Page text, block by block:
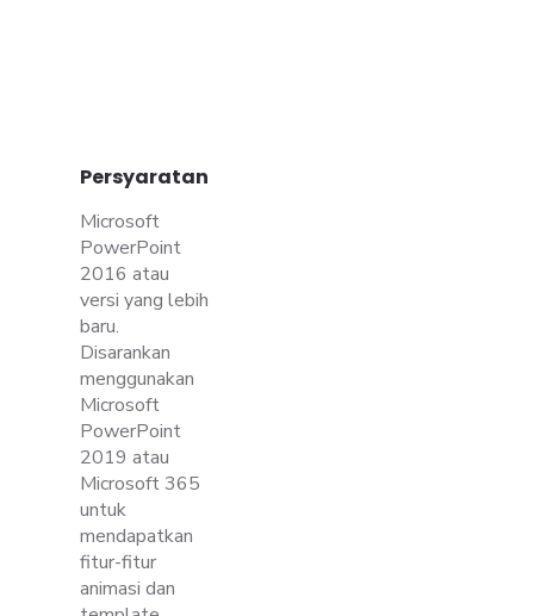
Persyaratan
Microsoft
PowerPoint
2016 atau
versi yang lebih
baru.
Disarankan
menggunakan
Microsoft
PowerPoint
2019 atau
Microsoft 365
untuk
mendapatkan
fitur-fitur
animasi dan